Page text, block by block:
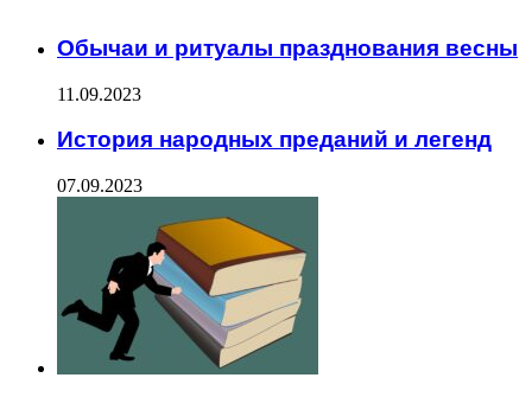
Обычаи и ритуалы празднования весны
11.09.2023
История народных преданий и легенд
07.09.2023